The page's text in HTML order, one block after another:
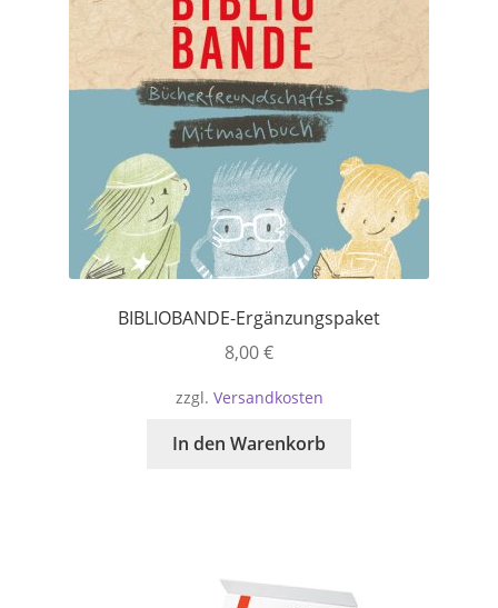
BIBLIOBANDE-Ergänzungspaket
8,00€
zzgl. Versandkosten
In den Warenkorb